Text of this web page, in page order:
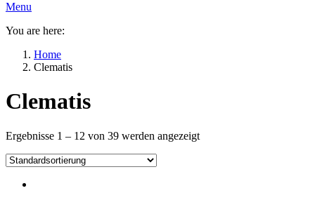
Menu
You are here:
Home
Clematis
Clematis
Ergebnisse 1 – 12 von 39 werden angezeigt